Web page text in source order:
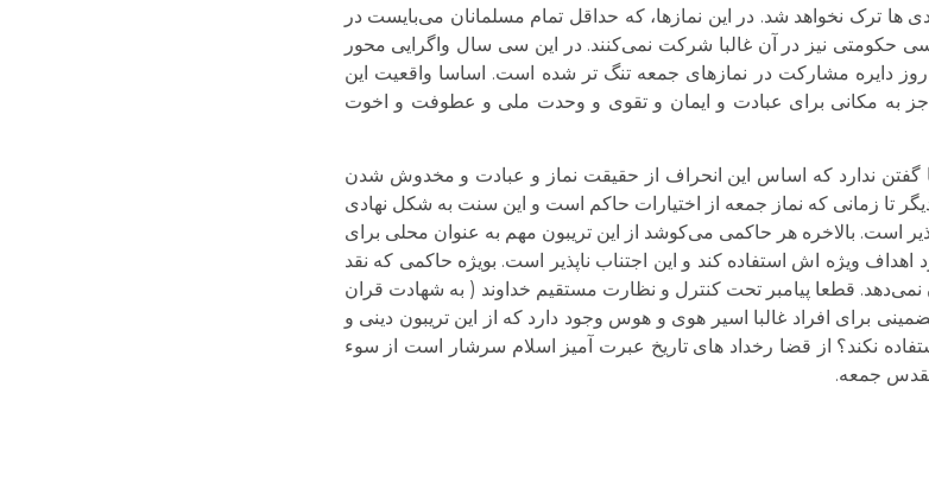
ها ترک نخواهد شد. در این نمازها، که حداقل تمام مسلمانان می‌‌بایست در
حکومتی نیز در آن غالبا شرکت نمی‌‌کنند. در این سی سال واگرایی محور
دایره مشارکت در نمازهای جمعه تنگ تر شده است. اساسا واقعیت این
به مکانی برای عبادت و ایمان و تقوی و وحدت ملی و عطوفت و اخوت
گفتن ندارد که اساس این انحراف از حقیقت نماز و عبادت و مخدوش شدن
تا زمانی که نماز جمعه از اختیارات حاکم است و این سنت به شکل نهادی
است. بالاخره هر حاکمی می‌‌کوشد از این تریبون مهم به عنوان محلی برای
ویژه اش استفاده کند و این اجتناب ناپذیر است. بویژه حاکمی که نقد
نمی‌‌دهد. قطعا پیامبر تحت کنترل و نظارت مستقیم خداوند ( به شهادت قران
برای افراد غالبا اسیر هوی و هوس وجود دارد که از این تریبون دینی و
نکند؟ از قضا رخداد های تاریخ عبرت آمیز اسلام سرشار است از سوء
مقدس جمعه.